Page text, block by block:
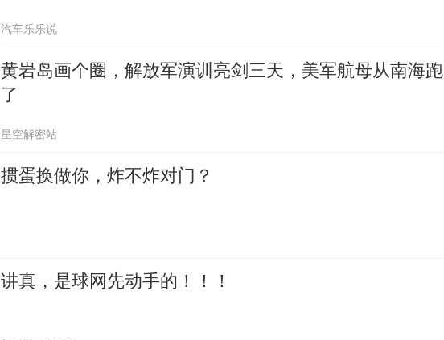
汽车乐乐说
黄岩岛画个圈，解放军演训亮剑三天，美军航母从南海跑
了
星空解密站
掼蛋换做你，炸不炸对门？
讲真，是球网先动手的！！！